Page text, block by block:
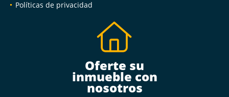
Políticas de privacidad
Oferte su
inmueble con
nosotros